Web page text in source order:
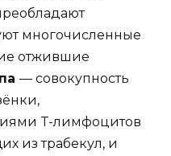
многочисленные
отжившие
— совокупность
T-лимфоцитов
из трабекул, и